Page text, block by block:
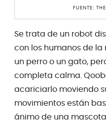
FUENTE:
Se trata de un robot
con los humanos de
un perro o un gato,
completa calma.
acariciarlo moviendo
movimientos están
ánimo de una